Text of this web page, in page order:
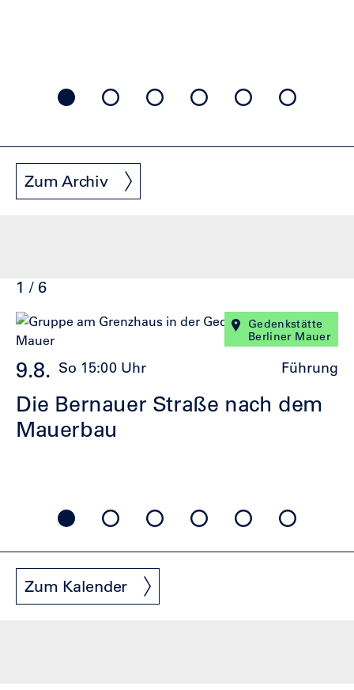
Zum Archiv
1 / 6
Klicke
um
Slider
zu
überspringen
Gedenkstätte
Berliner Mauer
9.8. So 15:00 Uhr Führung
Die Bernauer Straße nach dem
Mauerbau
Ende
des
Zum Kalender